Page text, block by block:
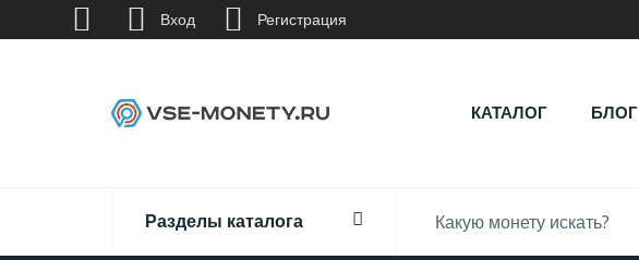
КАТАЛОГ БЛОГ
Разделы каталога
Вход Регистрация